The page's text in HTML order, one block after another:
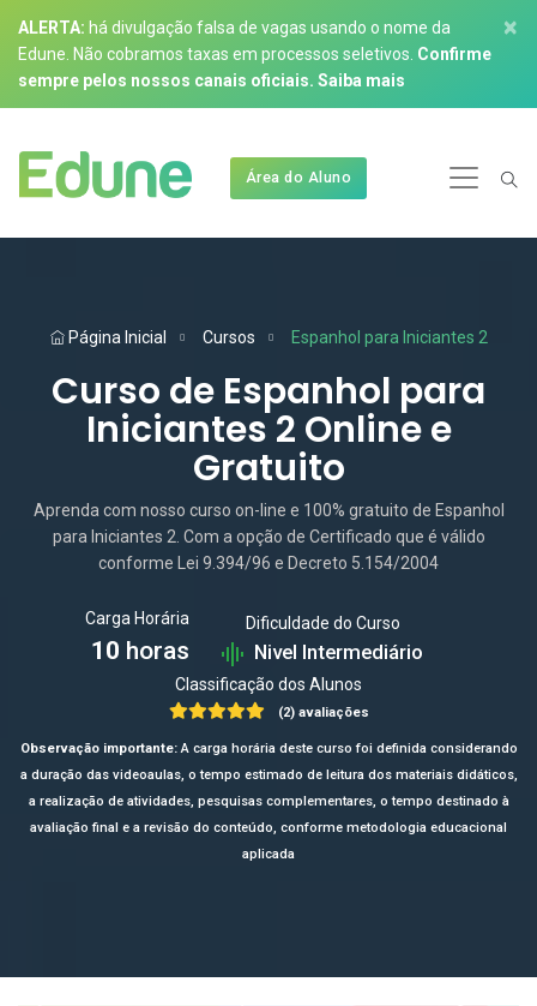
ALERTA: há divulgação falsa de vagas usando o nome da
Edune. Não cobramos taxas em processos seletivos. Confirme
sempre pelos nossos canais oficiais. Saiba mais
×
Área do Aluno
Página Inicial Cursos Espanhol para Iniciantes 2
Curso de Espanhol para
Iniciantes 2 Online e
Gratuito
Aprenda com nosso curso on-line e 100% gratuito de Espanhol
para Iniciantes 2. Com a opção de Certificado que é válido
conforme Lei 9.394/96 e Decreto 5.154/2004
Carga Horária
10 horas
Dificuldade do Curso
Nivel Intermediário
Classificação dos Alunos
(2) avaliações
Observação importante:A carga horária deste curso foi definida considerando
a duração das videoaulas, o tempo estimado de leitura dos materiais didáticos,
a realização de atividades, pesquisas complementares, o tempo destinado à
avaliação final e a revisão do conteúdo, conforme metodologia educacional
aplicada